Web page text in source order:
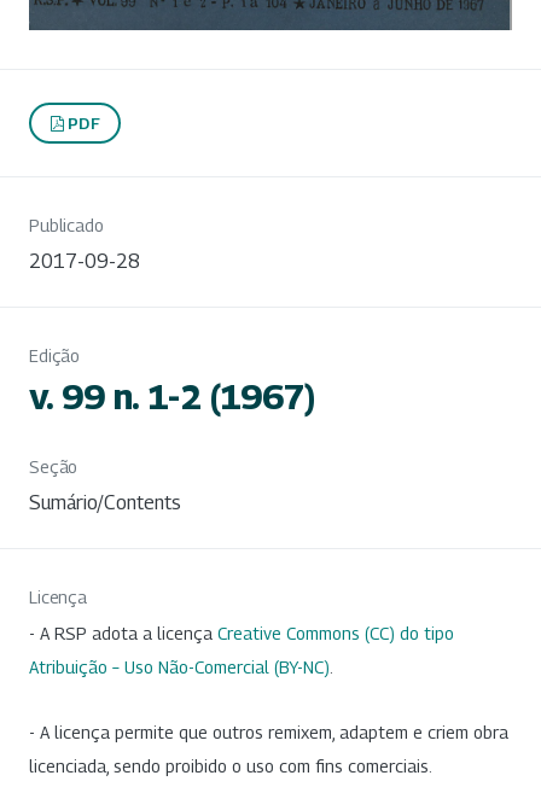
PDF
Publicado
2017-09-28
Edição
v. 99 n. 1-2 (1967)
Seção
Sumário/Contents
Licença
- A RSP adota a licença Creative Commons (CC) do tipo
Atribuição – Uso Não-Comercial (BY-NC)
- A licença permite que outros remixem, adaptem e criem obra
licenciada, sendo proibido o uso com fins comerciais.